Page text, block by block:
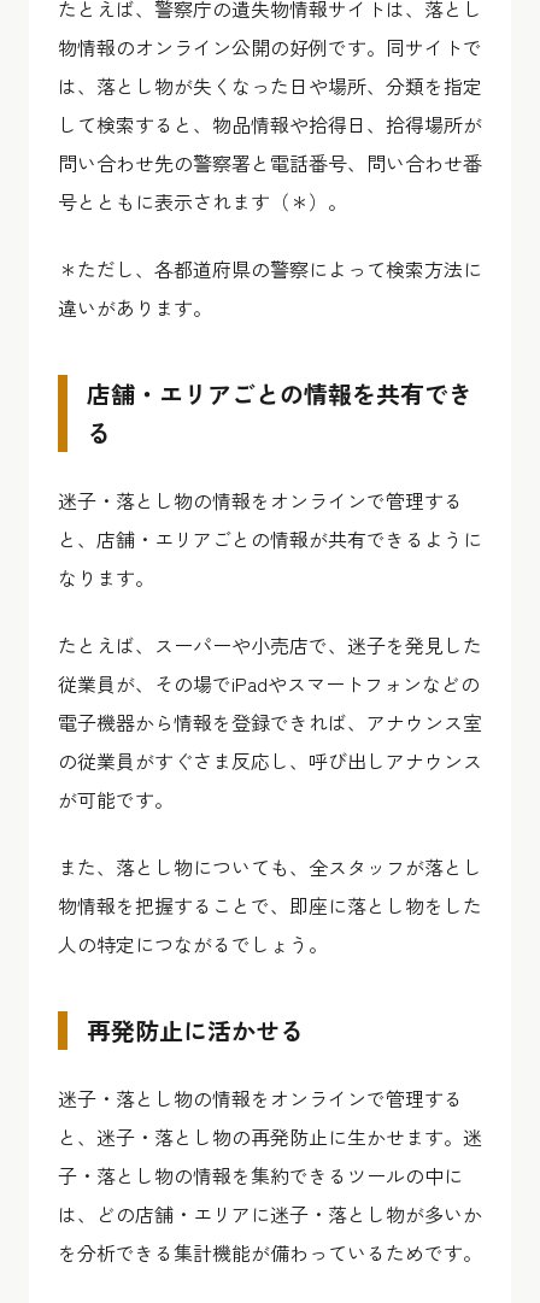
たとえば、警察庁の遺失物情報サイトは、落とし
物情報のオンライン公開の好例です。同サイトで
は、落とし物が失くなった日や場所、分類を指定
して検索すると、物品情報や拾得日、拾得場所が
問い合わせ先の警察署と電話番号、問い合わせ番
号とともに表示されます（＊）。
＊ただし、各都道府県の警察によって検索方法に
違いがあります。
店舗・エリアごとの情報を共有でき
る
迷子・落とし物の情報をオンラインで管理する
と、 店舗・エリアごとの情報が共有できるように
なります。
たとえば、スーパーや小売店で、迷子を発見した
従業員が、その場でiPadやスマートフォンなどの
電子機器から情報を登録できれば、アナウンス室
の従業員がすぐさま反応し、呼び出しアナウンス
が可能です。
また、落とし物についても、全スタッフが落とし
物情報を把握することで、即座に落とし物をした
人の特定につながるでしょう。
再発防止に活かせる
迷子・落とし物の情報をオンラインで管理する
と、迷子・落とし物の再発防止に生かせます。迷
子・落とし物の情報を集約できるツールの中に
は、どの店舗・エリアに迷子・落とし物が多いか
を分析できる集計機能が備わっているためです。